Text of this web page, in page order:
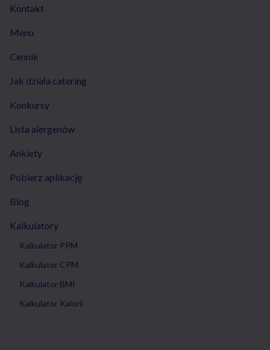
Kontakt
Menu
Cennik
Jak działa catering
Konkursy
Lista alergenów
Ankiety
Pobierz aplikację
Blog
Kalkulatory
Kalkulator PPM
Kalkulator CPM
Kalkulator BMI
Kalkulator Kalorii